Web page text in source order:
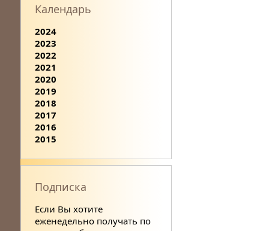
Календарь
2024
2023
2022
2021
2020
2019
2018
2017
2016
2015
Подписка
Если Вы хотите
еженедельно получать по